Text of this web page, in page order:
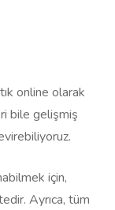
online olarak
bile gelişmiş
için,
Ayrıca, tüm